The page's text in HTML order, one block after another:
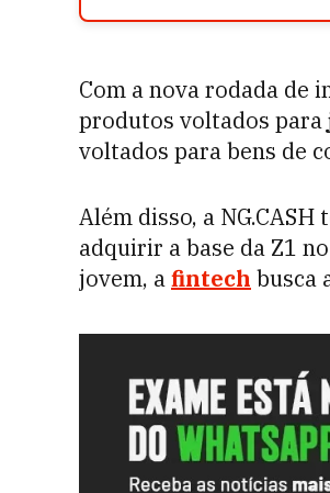
Com a nova rodada de
produtos voltados para
voltados para bens de
Além disso, a
adquirir a base da Z1
jovem, afintech busca